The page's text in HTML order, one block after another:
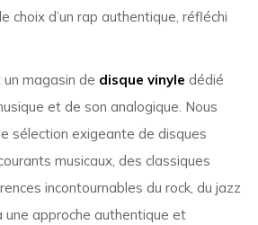
choix d’un rap authentique, réfléchi
magasin de disque vinyle dédié
et de son analogique. Nous
sélection exigeante de disques
musicaux, des classiques
incontournables du rock, du jazz
une approche authentique et